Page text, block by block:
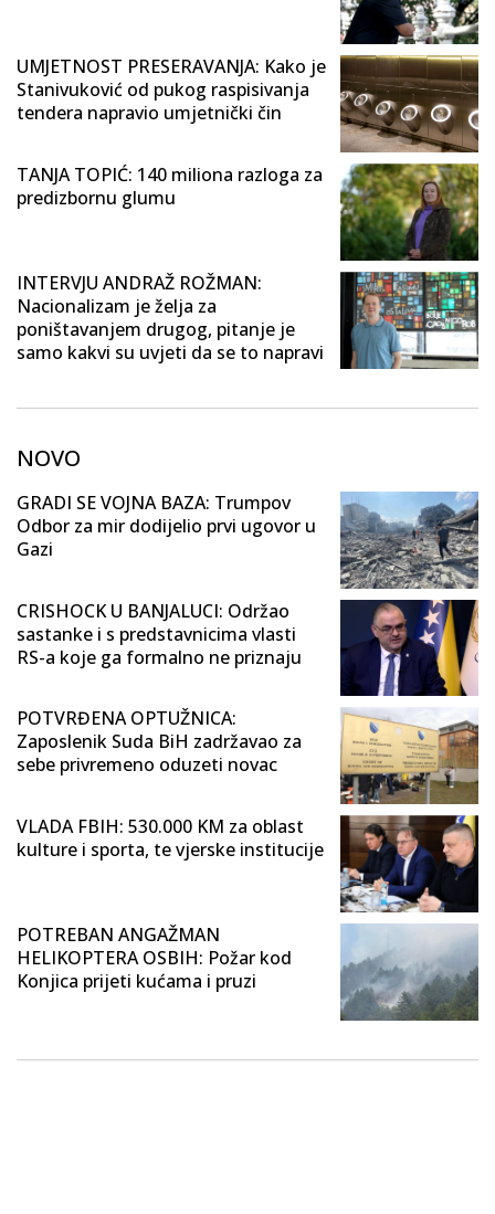
UMJETNOST PRESERAVANJA: Kako je
Stanivuković od pukog raspisivanja
tendera napravio umjetnički čin
TANJA TOPIĆ: 140 miliona razloga za
predizbornu glumu
INTERVJU ANDRAŽ ROŽMAN:
Nacionalizam je želja za
poništavanjem drugog, pitanje je
samo kakvi su uvjeti da se to napravi
NOVO
GRADI SE VOJNA BAZA: Trumpov
Odbor za mir dodijelio prvi ugovor u
Gazi
CRISHOCK U BANJALUCI: Održao
sastanke i s predstavnicima vlasti
RS-a koje ga formalno ne priznaju
POTVRĐENA OPTUŽNICA:
Zaposlenik Suda BiH zadržavao za
sebe privremeno oduzeti novac
VLADA FBIH: 530.000 KM za oblast
kulture i sporta, te vjerske institucije
POTREBAN ANGAŽMAN
HELIKOPTERA OSBIH: Požar kod
Konjica prijeti kućama i pruzi